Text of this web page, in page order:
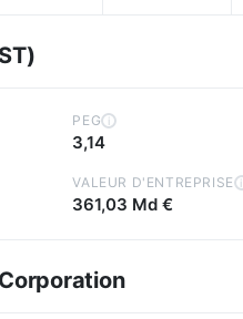
PEG i
3,14
VALEUR D'ENTREPRISE i
361,03 Md €